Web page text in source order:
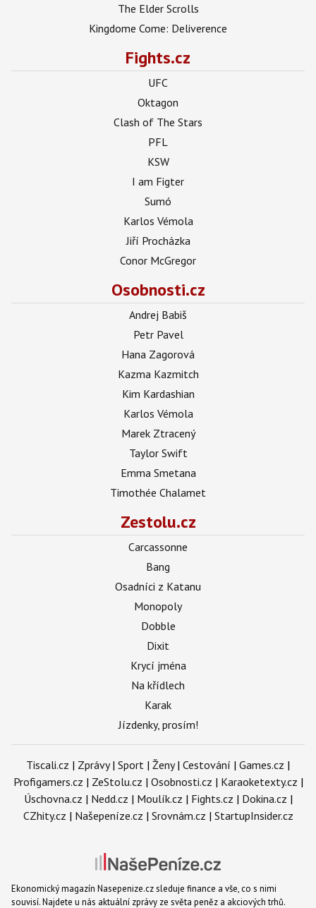
The Elder Scrolls
Kingdome Come: Deliverence
Fights.cz
UFC
Oktagon
Clash of The Stars
PFL
KSW
I am Figter
Sumó
Karlos Vémola
Jiří Procházka
Conor McGregor
Osobnosti.cz
Andrej Babiš
Petr Pavel
Hana Zagorová
Kazma Kazmitch
Kim Kardashian
Karlos Vémola
Marek Ztracený
Taylor Swift
Emma Smetana
Timothée Chalamet
Zestolu.cz
Carcassonne
Bang
Osadníci z Katanu
Monopoly
Dobble
Dixit
Krycí jména
Na křídlech
Karak
Jízdenky, prosím!
Tiscali.cz | Zprávy| Sport | Ženy| Cestování | Games.cz |
Profigamers.cz | ZeStolu.cz | Osobnosti.cz | Karaoketexty.cz |
Úschovna.cz | Nedd.cz | Moulík.cz | Fights.cz | Dokina.cz |
CZhity.cz | Našepeníze.cz | Srovnám.cz | StartupInsider.cz
Ekonomický magazín Nasepenize.cz sleduje finance a vše, co s nimi
souvisí. Najdete u nás aktuální zprávy ze světa peněz a akciových trhů.